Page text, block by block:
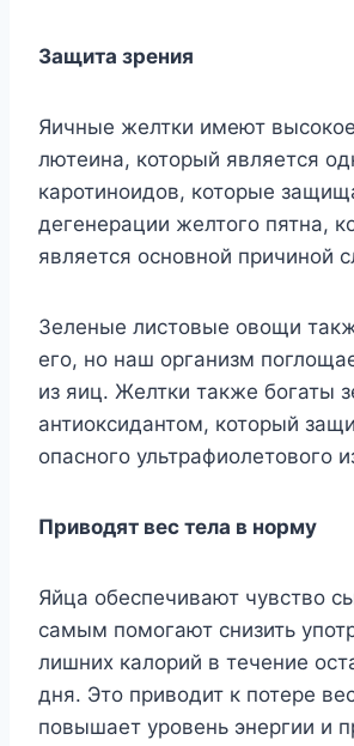
Защита зрения
Яичные желтки имеют
лютеина, который является
каротиноидов, которые
дегенерации желтого пятна,
является основной причиной
Зеленые листовые овощи
его, но наш организм
из яиц. Желтки также богаты
антиоксидантом, который
опасного ультрафиолетового
Приводят вес тела в норму
Яйца обеспечивают чувство
самым помогают снизить
лишних калорий в течение
дня. Это приводит к потере
повышает уровень энергии и